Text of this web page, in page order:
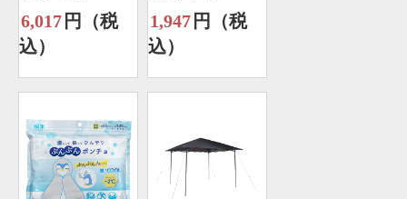
6,017 円（税
込）
1,947 円（税
込）